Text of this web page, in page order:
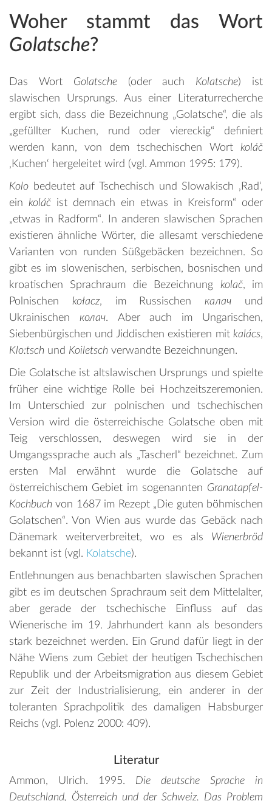
Woher stammt das Wort
Golatsche?
Das Wort Golatsche(oder auch Kolatsche) ist
slawischen Ursprungs. Aus einer Literaturrecherche
ergibt sich, dass die Bezeichnung „Golatsche“, die als
„gefüllter Kuchen, rund oder viereckig“ definiert
werden kann, von dem tschechischen Wort koláč
‚Kuchen‘ hergeleitet wird (vgl. Ammon 1995: 179).
Kolo bedeutet auf Tschechisch und Slowakisch ‚Rad‘,
ein koláč ist demnach ein etwas in Kreisform“ oder
„etwas in Radform“. In anderen slawischen Sprachen
existieren ähnliche Wörter, die allesamt verschiedene
Varianten von runden Süßgebäcken bezeichnen. So
gibt es im slowenischen, serbischen, bosnischen und
kroatischen Sprachraum die Bezeichnung kolač, im
Polnischen kołacz, im Russischen калач und
Ukrainischen колач. Aber auch im Ungarischen,
Siebenbürgischen und Jiddischen existieren mit kalács,
Klo:tsch und Koiletsch verwandte Bezeichnungen.
Die Golatsche ist altslawischen Ursprungs und spielte
früher eine wichtige Rolle bei Hochzeitszeremonien.
Im Unterschied zur polnischen und tschechischen
Version wird die österreichische Golatsche oben mit
Teig verschlossen, deswegen wird sie in der
Umgangssprache auch als „Tascherl“ bezeichnet. Zum
ersten Mal erwähnt wurde die Golatsche auf
österreichischem Gebiet im sogenannten Granatapfel-
Kochbuchvon 1687 im Rezept „Die guten böhmischen
Golatschen“. Von Wien aus wurde das Gebäck nach
Dänemark weiterverbreitet, wo es als Wienerbröd
bekannt ist (vgl. Kolatsche).
Entlehnungen aus benachbarten slawischen Sprachen
gibt es im deutschen Sprachraum seit dem Mittelalter,
aber gerade der tschechische Einfluss auf das
Wienerische im 19. Jahrhundert kann als besonders
stark bezeichnet werden. Ein Grund dafür liegt in der
Nähe Wiens zum Gebiet der heutigen Tschechischen
Republik und der Arbeitsmigration aus diesem Gebiet
zur Zeit der Industrialisierung, ein anderer in der
toleranten Sprachpolitik des damaligen Habsburger
Reichs (vgl. Polenz 2000: 409).
Literatur
Ammon, Ulrich. 1995. Die deutsche Sprache in
Deutschland, Österreich und der Schweiz. Das Problem